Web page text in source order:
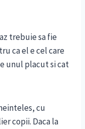
trebuie sa fie
ca el e cel care
unul placut si cat
cu
copii. Daca la